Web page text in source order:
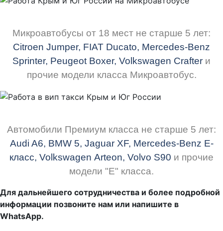
Микроавтобусы от 18 мест не старше 5 лет:
Citroen Jumper, FIAT Ducato, Mercedes-Benz
Sprinter, Peugeot Boxer, Volkswagen Crafter и
прочие модели класса Микроавтобус.
Автомобили Премиум класса не старше 5 лет:
Audi A6, BMW 5, Jaguar XF, Mercedes-Benz E-
класс, Volkswagen Arteon, Volvo S90 и прочие
модели "Е" класса.
Для дальнейшего сотрудничества и более подробной
информации позвоните нам или напишите в
WhatsApp.